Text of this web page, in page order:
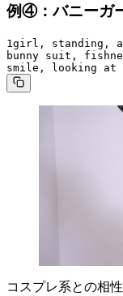
例④：バニーガ
1girl, standing,
bunny suit,
smile, looking at
コスプレ系との相